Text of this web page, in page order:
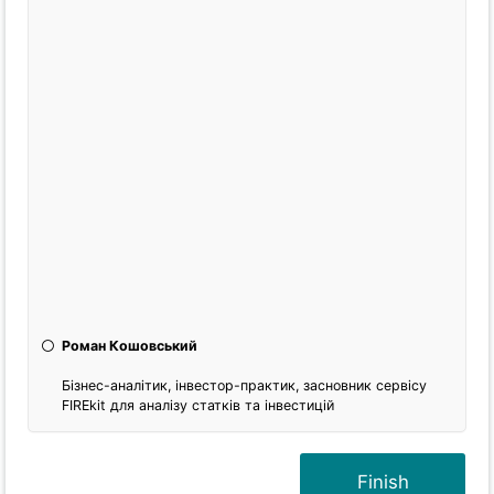
Роман Кошовський
Бізнес-аналітик, інвестор-практик, засновник сервісу
FIREkit для аналізу статків та інвестицій